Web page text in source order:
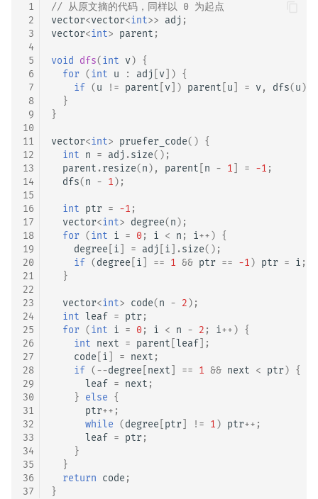
1
2
3
4
5
6
7
8
9
10
11
12
13
14
15
16
17
18
19
20
21
22
23
24
25
26
27
28
29
30
31
32
33
34
35
36
37
// 从原文摘的代码，同样以 0 为起点
vector<vector<int>> adj ;
vector<int> parent ;
void dfs( int v) {
for ( int u : adj v ]) {
if ( u != parent v ]) parent u = v, dfs( u );
}
}
vector<int> pruefer_code() {
int n = adj .size();
parent .resize( n ), parent n - 1 = -1 ;
dfs( n - 1 );
int ptr = -1 ;
vector<int> degree( n );
for ( int i = 0; i < n ; i++ ) {
degree i = adj i ].size();
if ( degree i == 1 && ptr == -1 ) ptr = i ;
}
vector<int> code( n - 2 );
int
leaf = ptr;
for ( int i = 0; i < n - 2 ; i++ ) {
int next = parent leaf ];
code i = next ;
if ( --degree next == 1 && next < ptr) {
leaf = next ;
} else {
ptr++ ;
while ( degree ptr != 1 ) ptr++ ;
leaf = ptr;
}
}
return code ;
}